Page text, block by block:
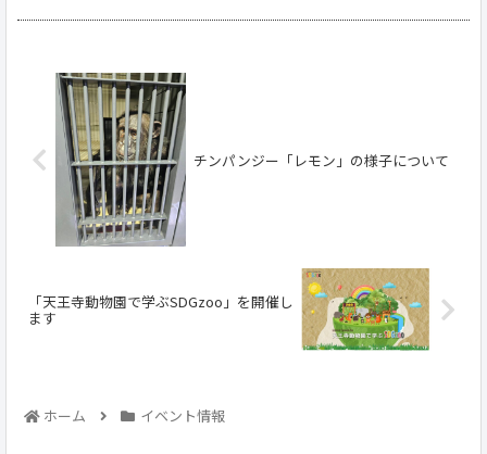
チンパンジー「レモン」の様子について
「天王寺動物園で学ぶSDGzoo」を開催し
ます
ホーム イベント情報